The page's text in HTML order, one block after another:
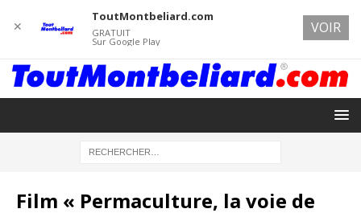
Film « Permaculture, la voie de
✕
ToutMontbeliard.com
GRATUIT
Sur Google Play
VOIR